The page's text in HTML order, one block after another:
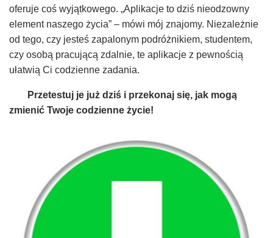
oferuje coś wyjątkowego. „Aplikacje to dziś nieodzowny
element naszego życia” – mówi mój znajomy. Niezależnie
od tego, czy jesteś zapalonym podróżnikiem, studentem,
czy osobą pracującą zdalnie, te aplikacje z pewnością
ułatwią Ci codzienne zadania.
Przetestuj je już dziś i przekonaj się, jak mogą
zmienić Twoje codzienne życie!